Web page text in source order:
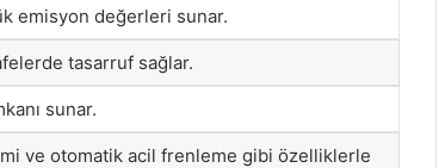
emisyon değerleri sunar.
tasarruf sağlar.
sunar.
ve otomatik acil frenleme gibi özelliklerle